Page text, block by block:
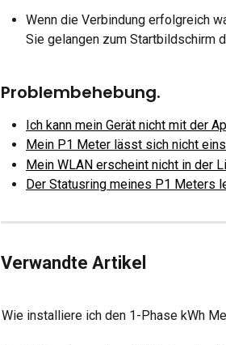
Wenn die Verbindung erfolgreich
Sie gelangen zum Startbildschirm
Problembehebung.
Ich kann mein Gerät nicht mit der
Mein P1 Meter lässt sich nicht
Mein WLAN erscheint nicht in der
Der Statusring meines P1 Meters
Verwandte Artikel
Wie installiere ich den 1-Phase kWh